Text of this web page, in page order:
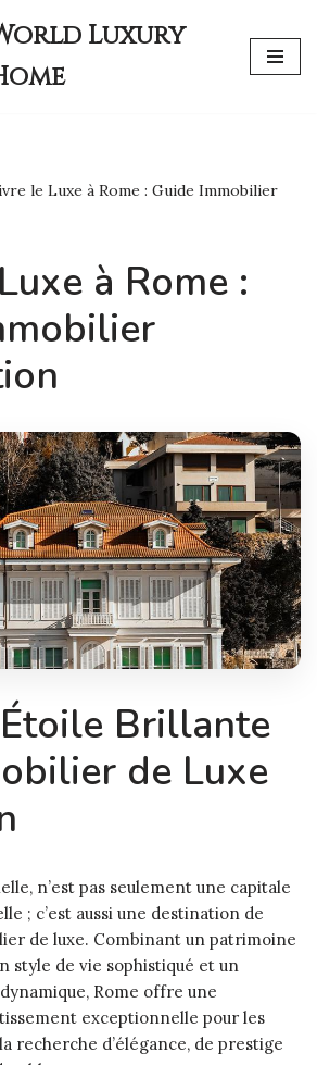
Luxury
le Luxe à Rome : Guide Immobilier
à Rome :
Brillante
de Luxe
n’est pas seulement une capitale
; c’est aussi une destination de
de luxe. Combinant un patrimoine
style de vie sophistiqué et un
Rome offre une
exceptionnelle pour les
recherche d’élégance, de prestige